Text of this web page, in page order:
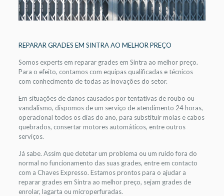
REPARAR GRADES EM SINTRA AO MELHOR PREÇO
Somos experts em reparar grades em Sintra ao melhor preço.
Para o efeito, contamos com equipas qualificadas e técnicos
com conhecimento de todas as inovações do setor.
Em situações de danos causados por tentativas de roubo ou
vandalismo, dispomos de um serviço de atendimento 24 horas,
operacional todos os dias do ano, para substituir molas e cabos
quebrados, consertar motores automáticos, entre outros
serviços.
Já sabe. Assim que detetar um problema ou um ruído fora do
normal no funcionamento das suas grades, entre em contacto
com a Chaves Expresso. Estamos prontos para o ajudar a
reparar grades em Sintra ao melhor preço, sejam grades de
enrolar, lagarta ou microperfuradas.